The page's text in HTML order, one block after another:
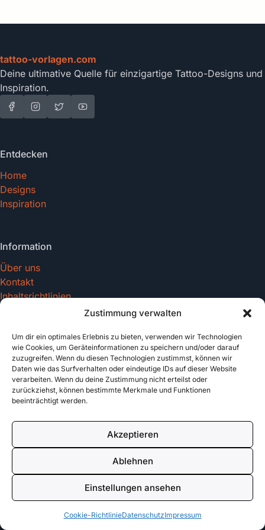
Zustimmung verwalten
Um dir ein optimales Erlebnis zu bieten, verwenden wir Technologien
wie Cookies, um Geräteinformationen zu speichern und/oder darauf
zuzugreifen. Wenn du diesen Technologien zustimmst, können wir
Daten wie das Surfverhalten oder eindeutige IDs auf dieser Website
verarbeiten. Wenn du deine Zustimmung nicht erteilst oder
zurückziehst, können bestimmte Merkmale und Funktionen
beeinträchtigt werden.
Akzeptieren
Ablehnen
Einstellungen ansehen
Cookie-RichtlinieDatenschutzImpressum
tattoo-vorlagen.com
Deine ultimative Quelle für einzigartige Tattoo-Designs und
Inspiration.
Entdecken
Home
Designs
Inspiration
Information
Über uns
Kontakt
Inhaltsrichtlinien
Recht & Datenschutz
Impressum
Datenschutz
AGB
Cookies
© 2026 tattoo-vorlagen.com. All rights reserved.
Made with
für Tattoo Enthusiasten